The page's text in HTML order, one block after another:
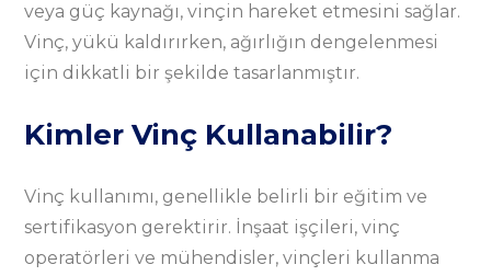
veya güç kaynağı, vinçin hareket etmesini sağlar.
Vinç, yükü kaldırırken, ağırlığın dengelenmesi
için dikkatli bir şekilde tasarlanmıştır.
Kimler Vinç Kullanabilir?
Vinç kullanımı, genellikle belirli bir eğitim ve
sertifikasyon gerektirir. İnşaat işçileri, vinç
operatörleri ve mühendisler, vinçleri kullanma